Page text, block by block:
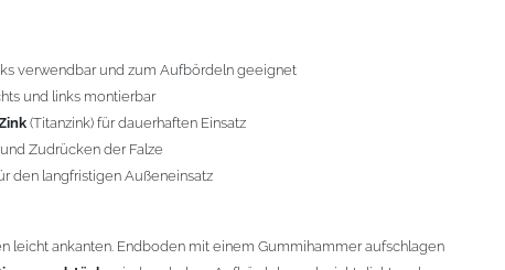
die Legierungsbestandteile ändern sich die Materialeigenschaften und
gekantet werden. Reines Zink würde beim Kanten brechen.
verwendbar und zum Aufbördeln geeignet
und links montierbar
(Titanzink) für dauerhaften Einsatz
Zudrücken der Falze
den langfristigen Außeneinsatz
leicht ankanten. Endboden mit einem Gummihammer aufschlagen